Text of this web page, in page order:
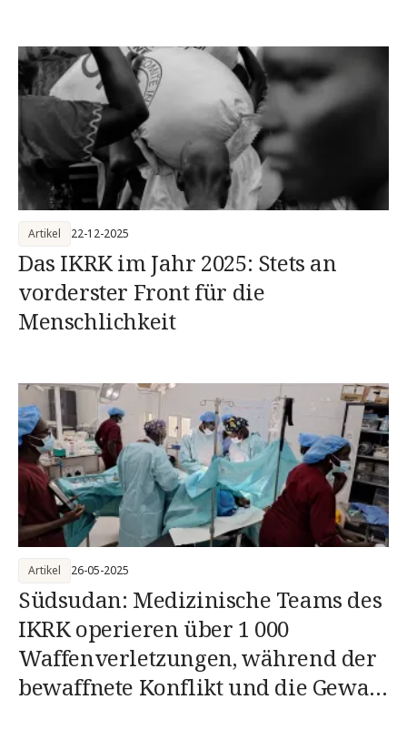
Das IKRK im Jahr 2025: Stets an
vorderster Front für die
Menschlichkeit
Artikel 22-12-2025
Südsudan: Medizinische Teams des
IKRK operieren über 1 000
Waffenverletzungen, während der
bewaffnete Konflikt und die Gewalt
Artikel 26-05-2025